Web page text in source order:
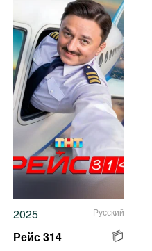
2025 Русский
Рейс 314